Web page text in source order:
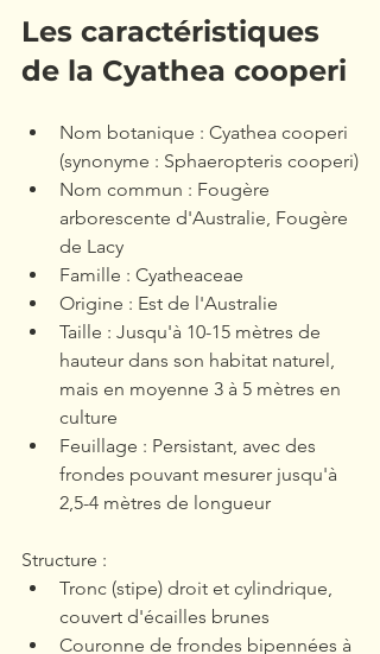
Les caractéristiques
de la Cyathea cooperi
Nom botanique : Cyathea cooperi
(synonyme : Sphaeropteris cooperi)
Nom commun : Fougère
arborescente d'Australie, Fougère
de Lacy
Famille : Cyatheaceae
Origine : Est de l'Australie
Taille : Jusqu'à 10-15 mètres de
hauteur dans son habitat naturel,
mais en moyenne 3 à 5 mètres en
culture
Feuillage : Persistant, avec des
frondes pouvant mesurer jusqu'à
2,5-4 mètres de longueur
Structure :
Tronc (stipe) droit et cylindrique,
couvert d'écailles brunes
Couronne de frondes bipennées à